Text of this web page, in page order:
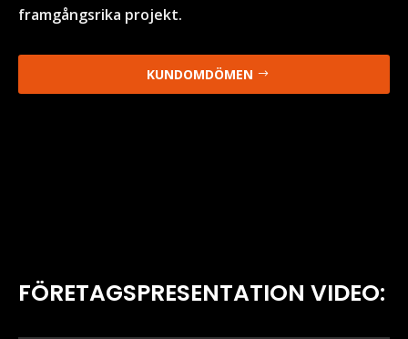
framgångsrika projekt.
KUNDOMDÖMEN
FÖRETAGSPRESENTATION VIDEO: